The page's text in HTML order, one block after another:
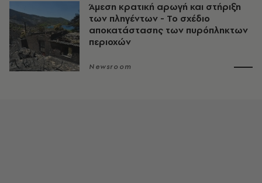
Άμεση κρατική αρωγή και στήριξη
των πληγέντων - Το σχέδιο
αποκατάστασης των πυρόπληκτων
περιοχών
Newsroom